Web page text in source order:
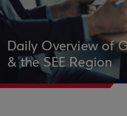
Daily Overview of
& the SEE Region